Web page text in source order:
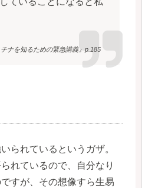
ナを知るための緊急講義』p.185
られているというガザ。
れているので、自分なり
すが、その想像すら生易